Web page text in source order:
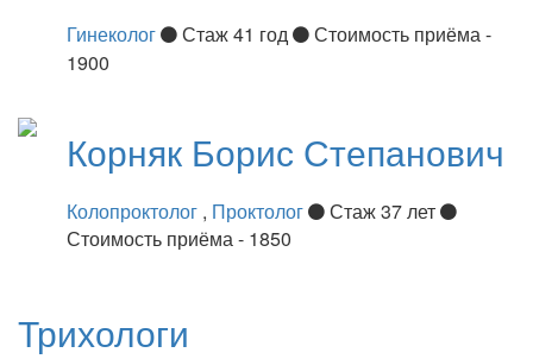
Гинеколог Стаж 41 год
Стоимость приёма -
1900
Корняк Борис Степанович
Колопроктолог , Проктолог
Стаж 37 лет
Стоимость приёма - 1850
Трихологи